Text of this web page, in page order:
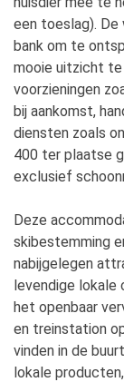
een toeslag). De
bank om te
mooie uitzicht te
voorzieningen
bij aankomst,
diensten zoals
400 ter plaatse
exclusief
Deze
skibestemming
nabijgelegen
levendige lokale
het openbaar
en treinstation
vinden in de
lokale